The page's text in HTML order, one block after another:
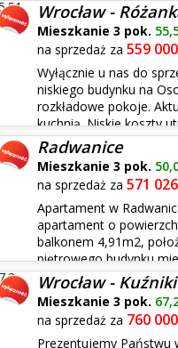
Wrocław -
Mieszkanie 3 pok.
na sprzedaż za 559 000
Wyłącznie u nas do
niskiego budynku na
rozkładowe pokoje.
kuchnią. Niskie koszty
154 zł Mieszkanie do
Radwanice
Mieszkanie 3 pok.
na sprzedaż za 571 026
Apartament w
apartament o
balkonem 4,91m2,
piętrowego budynku
18,19m2 - pokój
Wrocław - Kuźniki
Mieszkanie 3 pok.
na sprzedaż za 760 000
Prezentujemy Państwu